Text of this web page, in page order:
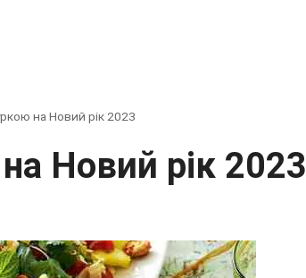
на Новий рік 2023
Новий рік 2023